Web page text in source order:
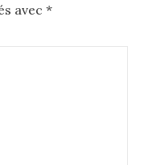
avec *